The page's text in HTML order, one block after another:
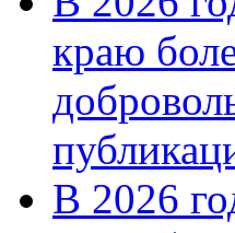
краю
В 2026